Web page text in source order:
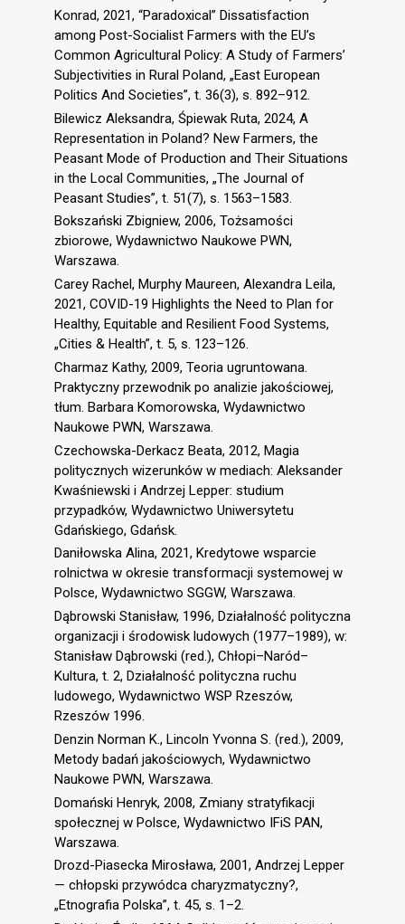
Konrad, 2021, “Paradoxical” Dissatisfaction
among Post-Socialist Farmers with the EU’s
Common Agricultural Policy: A Study of Farmers’
Subjectivities in Rural Poland, „East European
Politics And Societies”, t. 36(3), s. 892–912.
Bilewicz Aleksandra, Śpiewak Ruta, 2024, A
Representation in Poland? New Farmers, the
Peasant Mode of Production and Their Situations
in the Local Communities, „The Journal of
Peasant Studies”, t. 51(7), s. 1563–1583.
Bokszański Zbigniew, 2006, Tożsamości
zbiorowe, Wydawnictwo Naukowe PWN,
Warszawa.
Carey Rachel, Murphy Maureen, Alexandra Leila,
2021, COVID-19 Highlights the Need to Plan for
Healthy, Equitable and Resilient Food Systems,
„Cities & Health”, t. 5, s. 123–126.
Charmaz Kathy, 2009, Teoria ugruntowana.
Praktyczny przewodnik po analizie jakościowej,
tłum. Barbara Komorowska, Wydawnictwo
Naukowe PWN, Warszawa.
Czechowska-Derkacz Beata, 2012, Magia
politycznych wizerunków w mediach: Aleksander
Kwaśniewski i Andrzej Lepper: studium
przypadków, Wydawnictwo Uniwersytetu
Gdańskiego, Gdańsk.
Daniłowska Alina, 2021, Kredytowe wsparcie
rolnictwa w okresie transformacji systemowej w
Polsce, Wydawnictwo SGGW, Warszawa.
Dąbrowski Stanisław, 1996, Działalność polityczna
organizacji i środowisk ludowych (1977–1989), w:
Stanisław Dąbrowski (red.), Chłopi–Naród–
Kultura, t. 2, Działalność polityczna ruchu
ludowego, Wydawnictwo WSP Rzeszów,
Rzeszów 1996.
Denzin Norman K., Lincoln Yvonna S. (red.), 2009,
Metody badań jakościowych, Wydawnictwo
Naukowe PWN, Warszawa.
Domański Henryk, 2008, Zmiany stratyfikacji
społecznej w Polsce, Wydawnictwo IFiS PAN,
Warszawa.
Drozd-Piasecka Mirosława, 2001, Andrzej Lepper
— chłopski przywódca charyzmatyczny?,
„Etnografia Polska”, t. 45, s. 1–2.